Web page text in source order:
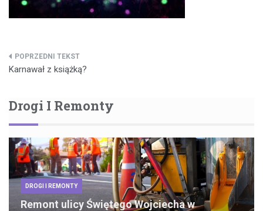
Nawigacja
Karnawał z książką?
Drogi I Remonty
DROGI I REMONTY
Remont ulicy Świętego Wojciecha w